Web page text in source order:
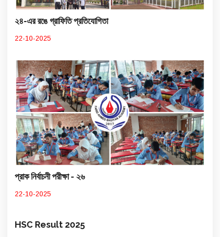
২৪-এর রঙে গ্রাফিতি প্রতিযোগিতা
22-10-2025
প্রাক নির্বাচনী পরীক্ষা - ২৬
22-10-2025
HSC Result 2025